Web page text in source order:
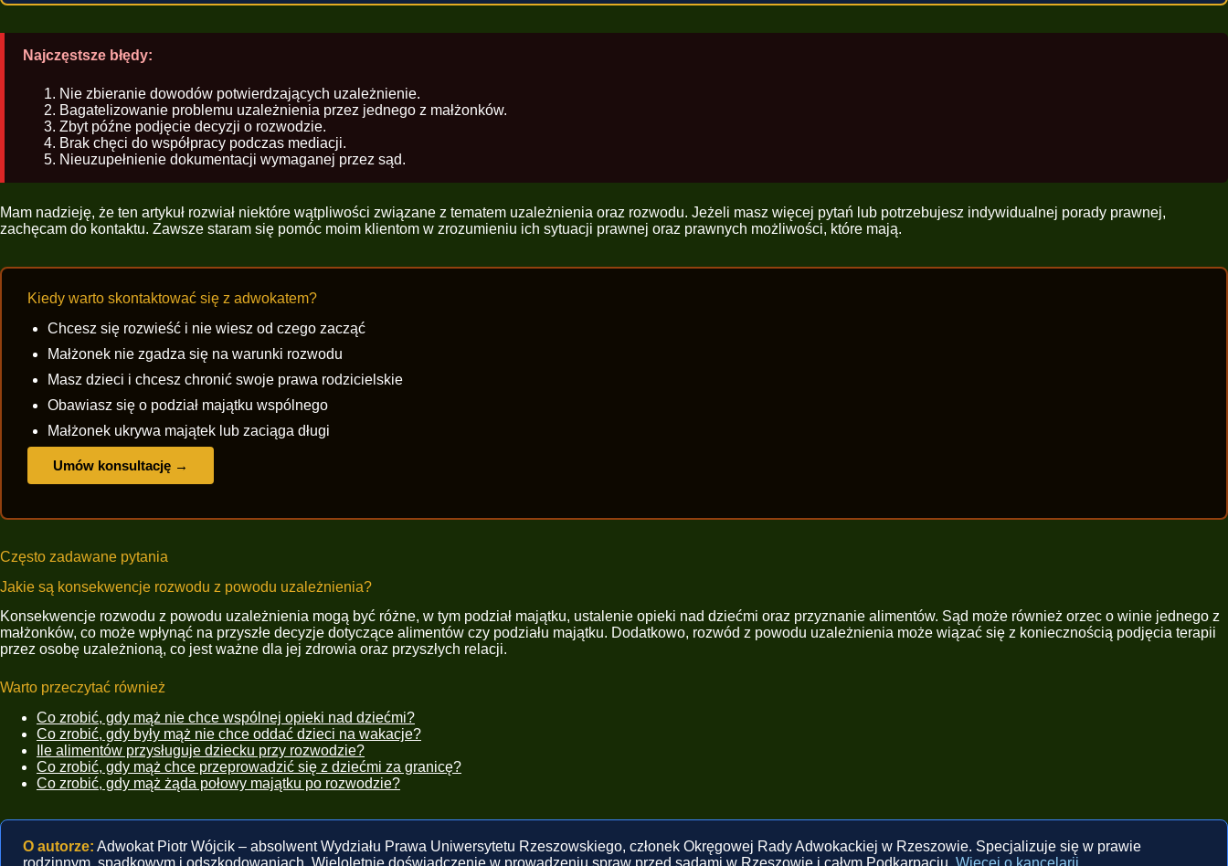
Najczęstsze błędy:
Nie zbieranie dowodów potwierdzających uzależnienie.
Bagatelizowanie problemu uzależnienia przez jednego z małżonków.
Zbyt późne podjęcie decyzji o rozwodzie.
Brak chęci do współpracy podczas mediacji.
Nieuzupełnienie dokumentacji wymaganej przez sąd.
Mam nadzieję, że ten artykuł rozwiał niektóre wątpliwości związane z tematem uzależnienia oraz rozwodu. Jeżeli masz więcej pytań lub potrzebujesz indywidualnej porady prawnej,
zachęcam do kontaktu. Zawsze staram się pomóc moim klientom w zrozumieniu ich sytuacji prawnej oraz prawnych możliwości, które mają.
Kiedy warto skontaktować się z adwokatem?
Chcesz się rozwieść i nie wiesz od czego zacząć
Małżonek nie zgadza się na warunki rozwodu
Masz dzieci i chcesz chronić swoje prawa rodzicielskie
Obawiasz się o podział majątku wspólnego
Małżonek ukrywa majątek lub zaciąga długi
Umów konsultację →
Często zadawane pytania
Jakie są konsekwencje rozwodu z powodu uzależnienia?
Konsekwencje rozwodu z powodu uzależnienia mogą być różne, w tym podział majątku, ustalenie opieki nad dziećmi oraz przyznanie alimentów. Sąd może również orzec o winie jednego z
małżonków, co może wpłynąć na przyszłe decyzje dotyczące alimentów czy podziału majątku. Dodatkowo, rozwód z powodu uzależnienia może wiązać się z koniecznością podjęcia terapii
przez osobę uzależnioną, co jest ważne dla jej zdrowia oraz przyszłych relacji.
Warto przeczytać również
Co zrobić, gdy mąż nie chce wspólnej opieki nad dziećmi?
Co zrobić, gdy były mąż nie chce oddać dzieci na wakacje?
Ile alimentów przysługuje dziecku przy rozwodzie?
Co zrobić, gdy mąż chce przeprowadzić się z dziećmi za granicę?
Co zrobić, gdy mąż żąda połowy majątku po rozwodzie?
O autorze: Adwokat Piotr Wójcik – absolwent Wydziału Prawa Uniwersytetu Rzeszowskiego, członek Okręgowej Rady Adwokackiej w Rzeszowie. Specjalizuje się w prawie